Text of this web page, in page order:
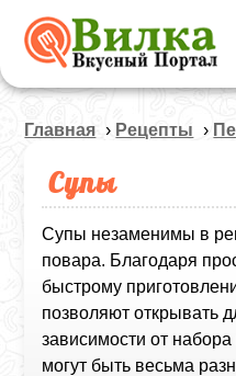
Главная › Рецепты ›
Супы
Супы незаменимы в
повара. Благодаря
быстрому
позволяют открывать
зависимости от
могут быть весьма